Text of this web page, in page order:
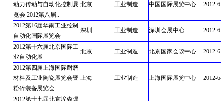
动力传动与自动化控制展
览会 2012第八届..
北京 工业制造 中国国际展览中心 2012-
2012第16届华南工业控制
自动化国际展览会
深圳 工业制造 深圳会展中心 2012-
2012第十六届北京国际工
业自动化展
北京 工业制造 北京国家会议中心 2012-
2012第四届上海国际耐磨
材料及工业陶瓷展览会暨
粉碎装备展览会..
上海 工业制造 上海国际展览中心 2012-
2012第十七届北京埃森焊